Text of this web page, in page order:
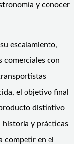
y conocer
escalamiento,
comerciales con
el objetivo final
distintivo
historia y prácticas
competir en el